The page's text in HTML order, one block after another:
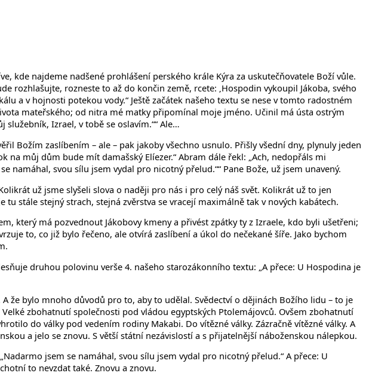
kde najdeme nadšené prohlášení perského krále Kýra za uskutečňovatele Boží vůle.
rozhlašujte, rozneste to až do končin země, rcete: ‚Hospodin vykoupil Jákoba, svého
a v hojnosti potekou vody.“ Ještě začátek našeho textu se nese v tomto radostném
mateřského; od nitra mé matky připomínal moje jméno. Učinil má ústa ostrým
služebník, Izrael, v tobě se oslavím.““ Ale…
Božím zaslíbením – ale – pak jakoby všechno usnulo. Přišly všední dny, plynuly jeden
na můj dům bude mít damašský Elíezer.“ Abram dále řekl: „Ach, nedopřáls mi
namáhal, svou sílu jsem vydal pro nicotný přelud.““ Pane Bože, už jsem unavený.
už jsme slyšeli slova o naději pro nás i pro celý náš svět. Kolikrát už to jen
stále stejný strach, stejná zvěrstva se vracejí maximálně tak v nových kabátech.
který má pozvednout Jákobovy kmeny a přivést zpátky ty z Izraele, kdo byli ušetřeni;
to, co již bylo řečeno, ale otvírá zaslíbení a úkol do nečekané šíře. Jako bychom
druhou polovinu verše 4. našeho starozákonního textu: „A přece: U Hospodina je
že bylo mnoho důvodů pro to, aby to udělal. Svědectví o dějinách Božího lidu – to je
zbohatnutí společnosti pod vládou egyptských Ptolemájovců. Ovšem zbohatnutí
do války pod vedením rodiny Makabi. Do vítězné války. Zázračně vítězné války. A
a jelo se znovu. S větší státní nezávislostí a s přijatelnější náboženskou nálepkou.
jsem se namáhal, svou sílu jsem vydal pro nicotný přelud.“ A přece: U
to nevzdat také. Znovu a znovu.